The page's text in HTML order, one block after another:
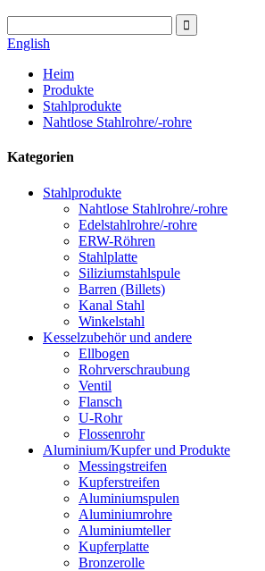
English
Heim
Produkte
Stahlprodukte
Nahtlose Stahlrohre/-rohre
Kategorien
Stahlprodukte
Nahtlose Stahlrohre/-rohre
Edelstahlrohre/-rohre
ERW-Röhren
Stahlplatte
Siliziumstahlspule
Barren (Billets)
Kanal Stahl
Winkelstahl
Kesselzubehör und andere
Ellbogen
Rohrverschraubung
Ventil
Flansch
U-Rohr
Flossenrohr
Aluminium/Kupfer und Produkte
Messingstreifen
Kupferstreifen
Aluminiumspulen
Aluminiumrohre
Aluminiumteller
Kupferplatte
Bronzerolle